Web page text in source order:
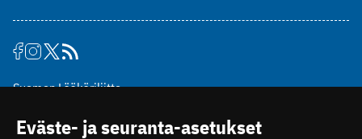
Suomen Lääkäriliitto
00510 Helsinki
Eväste- ja seuranta-asetukset